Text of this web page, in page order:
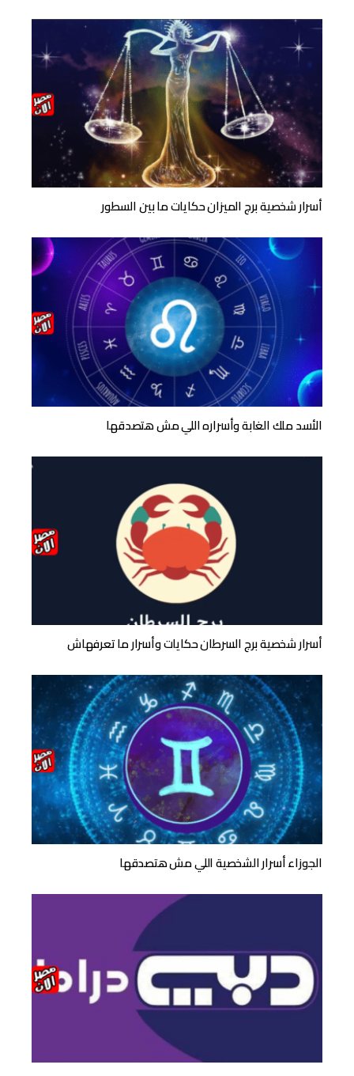
أسرار شخصية برج الميزان حكايات ما بين السطور
الأسد ملك الغابة وأسراره اللي مش هتصدقها
أسرار شخصية برج السرطان حكايات وأسرار ما تعرفهاش
الجوزاء أسرار الشخصية اللي مش هتصدقها